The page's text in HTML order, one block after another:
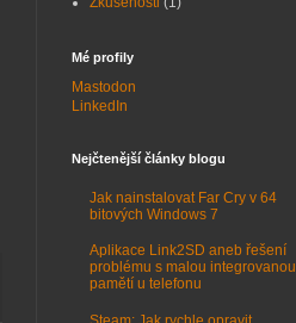
Mé profily
Mastodon
LinkedIn
Nejčtenější články blogu
Jak nainstalovat Far Cry v 64
bitových Windows 7
Aplikace Link2SD aneb řešení
problému s malou integrovanou
pamětí u telefonu